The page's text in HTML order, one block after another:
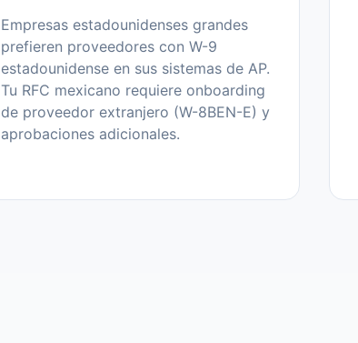
Empresas estadounidenses grandes
prefieren proveedores con W-9
estadounidense en sus sistemas de AP.
Tu RFC mexicano requiere onboarding
de proveedor extranjero (W-8BEN-E) y
aprobaciones adicionales.